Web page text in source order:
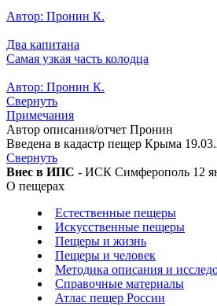
Автор: Пронин К.
Два капитана
Самая узкая часть колодца
Автор: Пронин К.
Свернуть
Примечания
Автор описания/отчет Пронин
Введена в кадастр пещер Крыма
Свернуть
Внес в ИПС - ИСК Симферополь 12
О пещерах
Естественные пещеры
Искусственные пещеры
Пещеры и жизнь
Пещеры и человек
Методика описания и
Справочные материалы
Атлас пещер России